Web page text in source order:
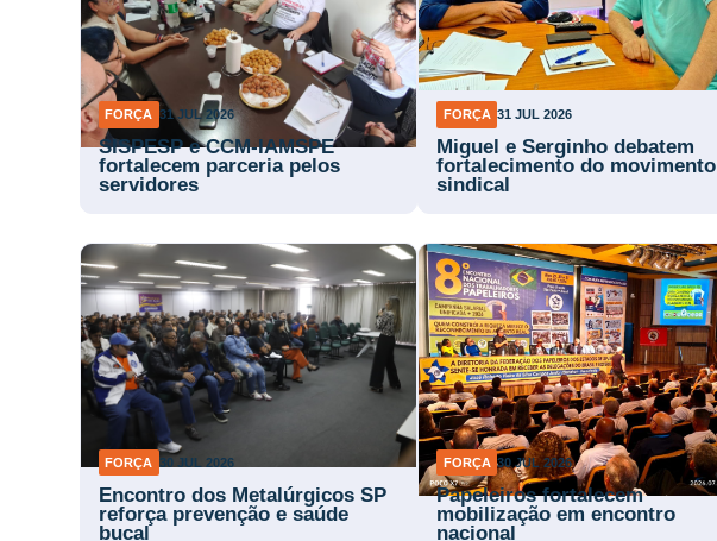
FORÇA 31 JUL 2026
SISPESP e CCM-IAMSPE
fortalecem parceria pelos
servidores
FORÇA 31 JUL 2026
Miguel e Serginho debatem
fortalecimento do movimento
sindical
FORÇA 30 JUL 2026
Encontro dos Metalúrgicos SP
reforça prevenção e saúde
bucal
FORÇA 30 JUL 2026
Papeleiros fortalecem
mobilização em encontro
nacional